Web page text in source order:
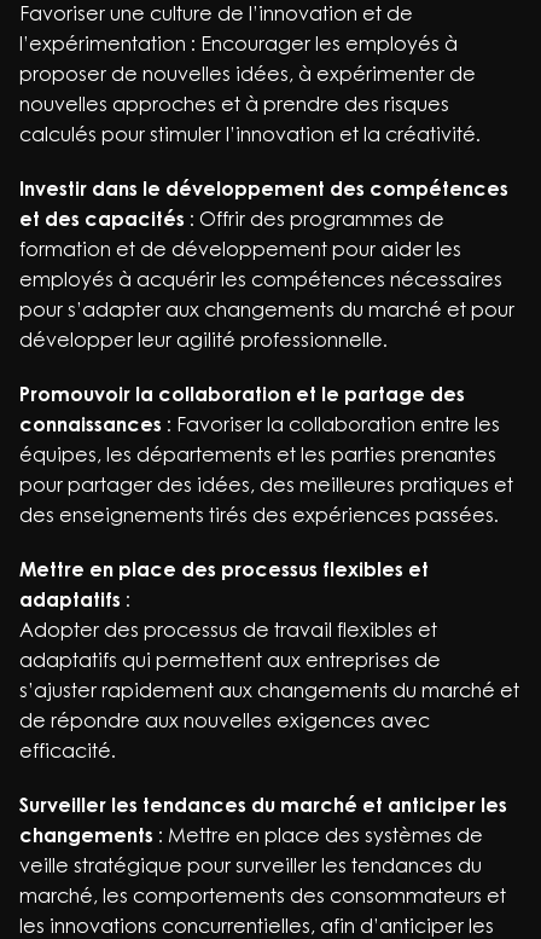
Favoriser une culture de l’innovation et de
l’expérimentation : Encourager les employés à
proposer de nouvelles idées, à expérimenter de
nouvelles approches et à prendre des risques
calculés pour stimuler l’innovation et la créativité.
Investir dans le développement des compétences
et des capacités : Offrir des programmes de
formation et de développement pour aider les
employés à acquérir les compétences nécessaires
pour s’adapter aux changements du marché et pour
développer leur agilité professionnelle.
Promouvoir la collaboration et le partage des
connaissances : Favoriser la collaboration entre les
équipes, les départements et les parties prenantes
pour partager des idées, des meilleures pratiques et
des enseignements tirés des expériences passées.
Mettre en place des processus flexibles et
adaptatifs :
Adopter des processus de travail flexibles et
adaptatifs qui permettent aux entreprises de
s’ajuster rapidement aux changements du marché et
de répondre aux nouvelles exigences avec
efficacité.
Surveiller les tendances du marché et anticiper les
changements : Mettre en place des systèmes de
veille stratégique pour surveiller les tendances du
marché, les comportements des consommateurs et
les innovations concurrentielles, afin d’anticiper les